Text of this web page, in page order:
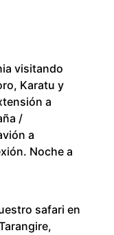
visitando
Karatu y
a
/
a
Noche a
safari en